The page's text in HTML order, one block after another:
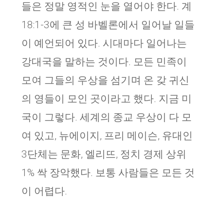
들은 정말 영적인 눈을 열어야 한다. 계
18:1-3에 큰 성 바벨론에서 일어날 일들
이 예언되어 있다. 시대마다 일어나는
강대국을 말하는 것이다. 모든 민족이
모여 그들의 우상을 섬기며 온 갖 귀신
의 영들이 모인 곳이라고 했다. 지금 미
국이 그렇다. 세계의 종교 우상이 다 모
여 있고, 뉴에이지, 프리 메이슨, 유대인
3단체는 문화, 엘리뜨, 정치 경제 상위
1% 싹 장악했다. 보통 사람들은 모든 것
이 어렵다.